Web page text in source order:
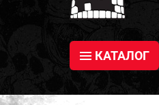
КАТАЛОГ